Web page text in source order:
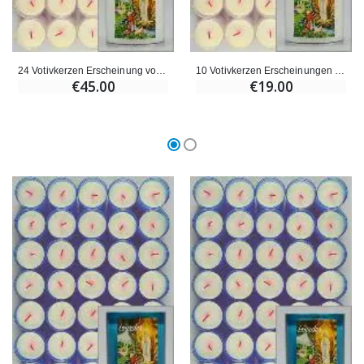
€6.00 €59.90
24 Votivkerzen Erscheinung von Lourdes
€45.00 €19.00